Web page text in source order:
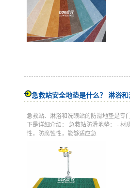
急救站安全地垫是什么？ 淋浴
急救站、淋浴和洗眼站的防滑地垫是专
下是详细介绍： 急救站防滑地垫： -
性，防腐蚀性，能够适应急